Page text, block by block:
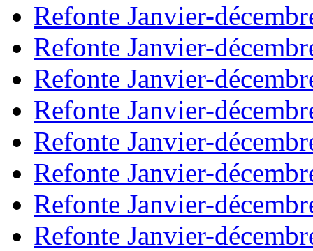
Refonte Janvier-
Refonte Janvier-
Refonte Janvier-
Refonte Janvier-
Refonte Janvier-
Refonte Janvier-
Refonte Janvier-
Refonte Janvier-